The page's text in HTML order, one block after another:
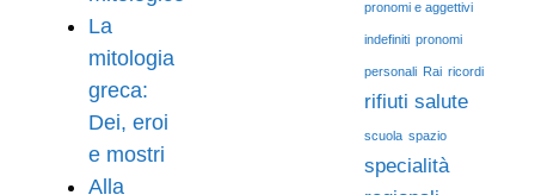
La
mitologia
greca:
Dei, eroi
e mostri
Alla
pronomi e aggettivi
indefiniti pronomi
personali Rai ricordi
rifiuti salute
scuola spazio
specialità